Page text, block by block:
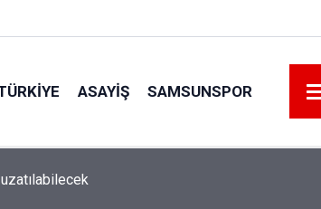
ASAYİŞ SAMSUNSPOR